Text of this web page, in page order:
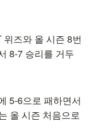
즈와 올 시즌 8번
8-7 승리를 거두
5-6으로 패하면서
올 시즌 처음으로